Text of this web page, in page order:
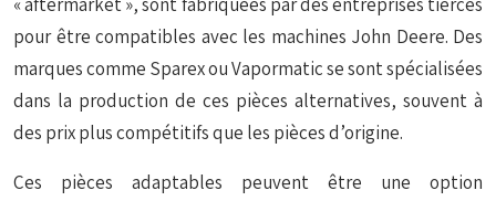
pour être compatibles avec les machines John Deere. Des
marques comme Sparex ou Vapormatic se sont spécialisées
dans la production de ces pièces alternatives, souvent à
des prix plus compétitifs que les pièces d’origine.
Ces pièces adaptables peuvent être une option